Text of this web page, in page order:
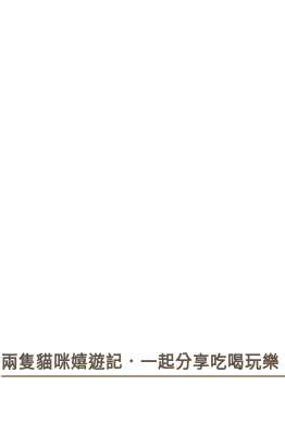
兩隻貓咪嬉遊記．一起分享吃喝玩樂